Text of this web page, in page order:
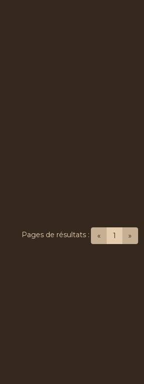
« 1 »
Pages de résultats :